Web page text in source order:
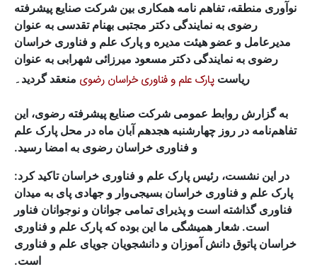
نوآوری منطقه، تفاهم نامه همکاری بین شرکت صنایع پیشرفته
رضوی به نمایندگی دکتر مجتبی بهنام تقدسی به عنوان
مدیرعامل و عضو هیئت مدیره و پارک علم و فناوری خراسان
رضوی به نمایندگی دکتر مسعود میرزائی شهرابی به عنوان
ریاست پارک علم و فناوری خراسان رضوی منعقد گردید۔
به گزارش روابط عمومی شرکت صنایع پیشرفته رضوی، این
تفاهم‌نامه در روز چهارشنبه هجدهم آبان ماه در محل پارک علم
و فناوری خراسان رضوی به امضا رسید.
در این نشست، رئیس پارک علم و فناوری خراسان تاکید کرد:
پارک علم و فناوری خراسان بسیجی‌وار و جهادی پای به میدان
فناوری گذاشته است و پذیرای تمامی جوانان و نوجوانان فناور
است. شعار همیشگی ما این بوده که پارک علم و فناوری
خراسان پاتوق دانش آموزان و دانشجویان جویای علم و فناوری
است.